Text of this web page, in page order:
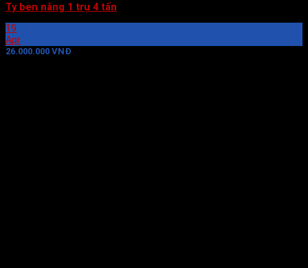
Ty ben nâng 1 trụ 4 tấn
19
Apr
26.000.000 VNĐ